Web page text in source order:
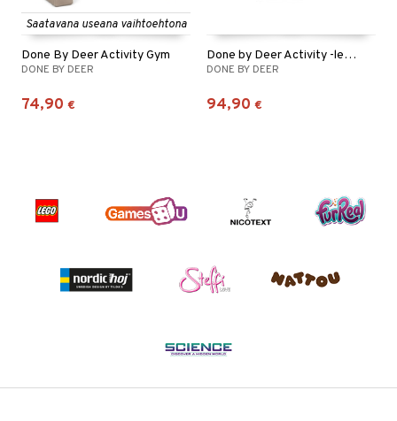
Saatavana useana vaihtoehtona
Done By Deer Activity Gym
DONE BY DEER
74,90 €
Done by Deer Activity -leikkimatto Tiny Farm
DONE BY DEER
94,90 €